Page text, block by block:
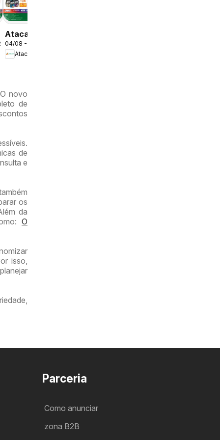
Atacadão
ofertas -
DF
04/08 - 09/08/2026
Atacadão
novo
de
de
e
os
da
O
isso,
Parceria
Como anunciar
zona B2B